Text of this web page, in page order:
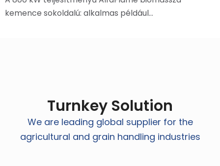
kemence sokoldalú: alkalmas például…
Turnkey Solution
We are leading global supplier for the
agricultural and grain handling industries